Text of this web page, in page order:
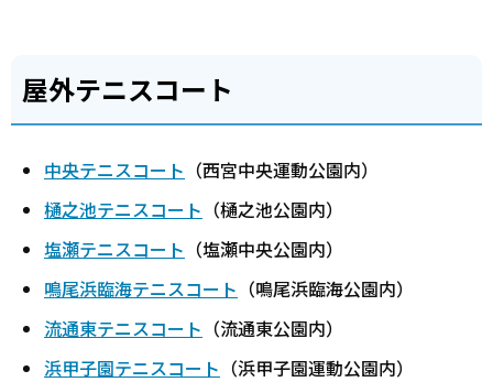
屋外テニスコート
中央テニスコート （西宮中央運動公園内）
樋之池テニスコート （樋之池公園内）
塩瀬テニスコート （塩瀬中央公園内）
鳴尾浜臨海テニスコート （鳴尾浜臨海公園内）
流通東テニスコート （流通東公園内）
浜甲子園テニスコート （浜甲子園運動公園内）